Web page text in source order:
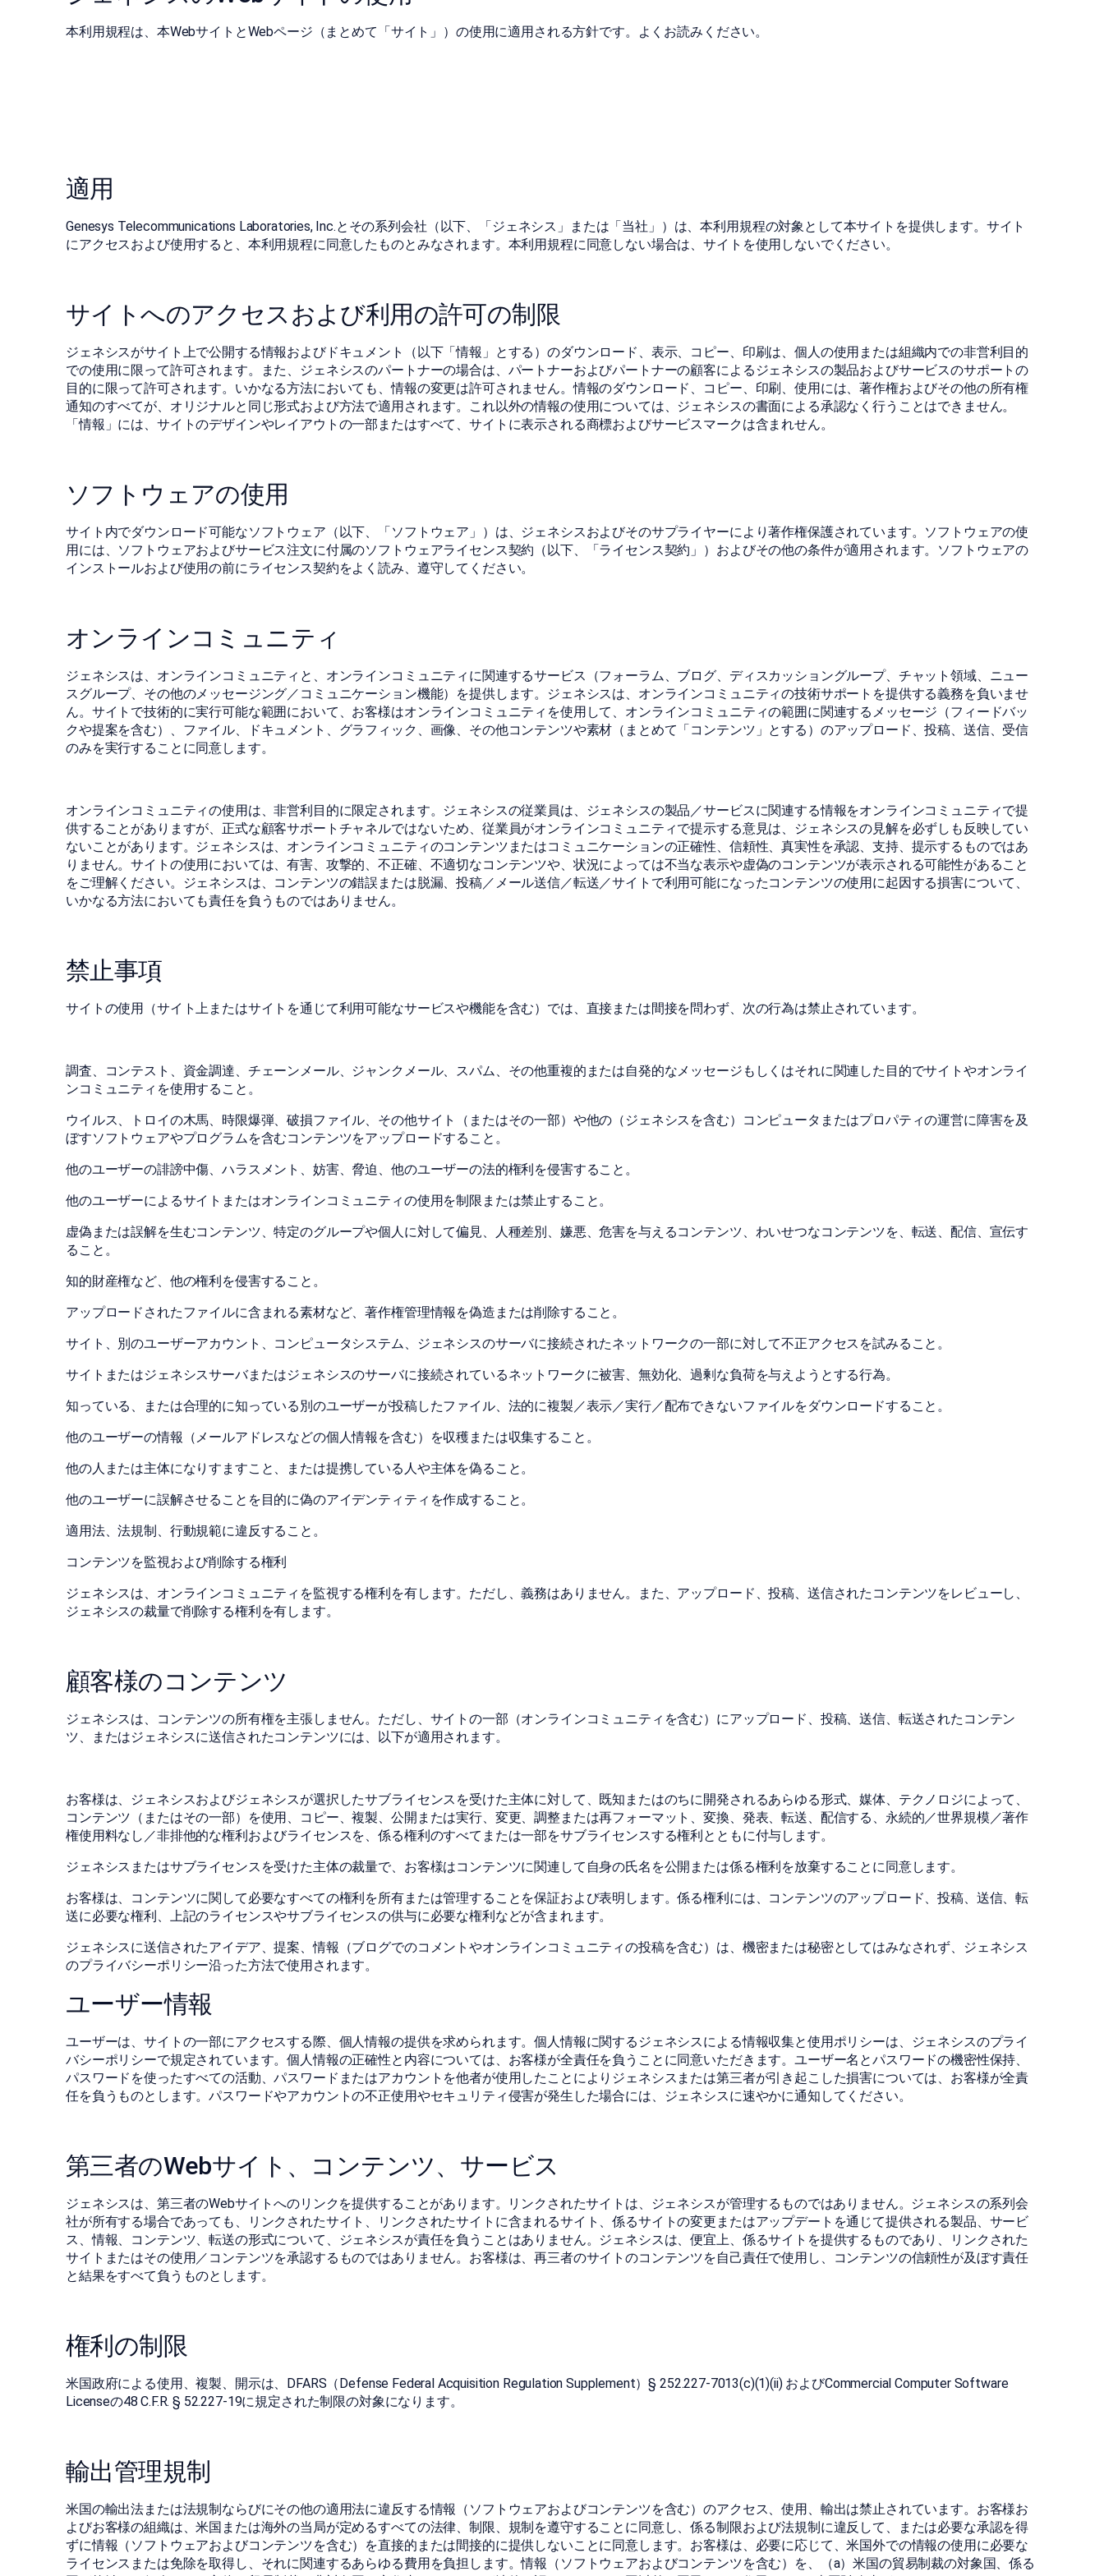
本利用規程は、本WebサイトとWebページ（まとめて「サイト」）の使用に適用される方針です。よくお読みください。
適用
Genesys Telecommunications Laboratories, Inc.とその系列会社（以下、「ジェネシス」または「当社」）は、本利用規程の対象として本サイトを提供します。サイト
にアクセスおよび使用すると、本利用規程に同意したものとみなされます。本利用規程に同意しない場合は、サイトを使用しないでください。
サイトへのアクセスおよび利用の許可の制限
ジェネシスがサイト上で公開する情報およびドキュメント（以下「情報」とする）のダウンロード、表示、コピー、印刷は、個人の使用または組織内での非営利目的
での使用に限って許可されます。また、ジェネシスのパートナーの場合は、パートナーおよびパートナーの顧客によるジェネシスの製品およびサービスのサポートの
目的に限って許可されます。いかなる方法においても、情報の変更は許可されません。情報のダウンロード、コピー、印刷、使用には、著作権およびその他の所有権
通知のすべてが、オリジナルと同じ形式および方法で適用されます。これ以外の情報の使用については、ジェネシスの書面による承認なく行うことはできません。
「情報」には、サイトのデザインやレイアウトの一部またはすべて、サイトに表示される商標およびサービスマークは含まれせん。
ソフトウェアの使用
サイト内でダウンロード可能なソフトウェア（以下、「ソフトウェア」）は、ジェネシスおよびそのサプライヤーにより著作権保護されています。ソフトウェアの使
用には、ソフトウェアおよびサービス注文に付属のソフトウェアライセンス契約（以下、「ライセンス契約」）およびその他の条件が適用されます。ソフトウェアの
インストールおよび使用の前にライセンス契約をよく読み、遵守してください。
オンラインコミュニティ
ジェネシスは、オンラインコミュニティと、オンラインコミュニティに関連するサービス（フォーラム、ブログ、ディスカッショングループ、チャット領域、ニュー
スグループ、その他のメッセージング／コミュニケーション機能）を提供します。ジェネシスは、オンラインコミュニティの技術サポートを提供する義務を負いませ
ん。サイトで技術的に実行可能な範囲において、お客様はオンラインコミュニティを使用して、オンラインコミュニティの範囲に関連するメッセージ（フィードバッ
クや提案を含む）、ファイル、ドキュメント、グラフィック、画像、その他コンテンツや素材（まとめて「コンテンツ」とする）のアップロード、投稿、送信、受信
のみを実行することに同意します。
オンラインコミュニティの使用は、非営利目的に限定されます。ジェネシスの従業員は、ジェネシスの製品／サービスに関連する情報をオンラインコミュニティで提
供することがありますが、正式な顧客サポートチャネルではないため、従業員がオンラインコミュニティで提示する意見は、ジェネシスの見解を必ずしも反映してい
ないことがあります。ジェネシスは、オンラインコミュニティのコンテンツまたはコミュニケーションの正確性、信頼性、真実性を承認、支持、提示するものではあ
りません。サイトの使用においては、有害、攻撃的、不正確、不適切なコンテンツや、状況によっては不当な表示や虚偽のコンテンツが表示される可能性があること
をご理解ください。ジェネシスは、コンテンツの錯誤または脱漏、投稿／メール送信／転送／サイトで利用可能になったコンテンツの使用に起因する損害について、
いかなる方法においても責任を負うものではありません。
禁止事項
サイトの使用（サイト上またはサイトを通じて利用可能なサービスや機能を含む）では、直接または間接を問わず、次の行為は禁止されています。
調査、コンテスト、資金調達、チェーンメール、ジャンクメール、スパム、その他重複的または自発的なメッセージもしくはそれに関連した目的でサイトやオンライ
ンコミュニティを使用すること。
ウイルス、トロイの木馬、時限爆弾、破損ファイル、その他サイト（またはその一部）や他の（ジェネシスを含む）コンピュータまたはプロパティの運営に障害を及
ぼすソフトウェアやプログラムを含むコンテンツをアップロードすること。
他のユーザーの誹謗中傷、ハラスメント、妨害、脅迫、他のユーザーの法的権利を侵害すること。
他のユーザーによるサイトまたはオンラインコミュニティの使用を制限または禁止すること。
虚偽または誤解を生むコンテンツ、特定のグループや個人に対して偏見、人種差別、嫌悪、危害を与えるコンテンツ、わいせつなコンテンツを、転送、配信、宣伝す
ること。
知的財産権など、他の権利を侵害すること。
アップロードされたファイルに含まれる素材など、著作権管理情報を偽造または削除すること。
サイト、別のユーザーアカウント、コンピュータシステム、ジェネシスのサーバに接続されたネットワークの一部に対して不正アクセスを試みること。
サイトまたはジェネシスサーバまたはジェネシスのサーバに接続されているネットワークに被害、無効化、過剰な負荷を与えようとする行為。
知っている、または合理的に知っている別のユーザーが投稿したファイル、法的に複製／表示／実行／配布できないファイルをダウンロードすること。
他のユーザーの情報（メールアドレスなどの個人情報を含む）を収穫または収集すること。
他の人または主体になりすますこと、または提携している人や主体を偽ること。
他のユーザーに誤解させることを目的に偽のアイデンティティを作成すること。
適用法、法規制、行動規範に違反すること。
コンテンツを監視および削除する権利
ジェネシスは、オンラインコミュニティを監視する権利を有します。ただし、義務はありません。また、アップロード、投稿、送信されたコンテンツをレビューし、
ジェネシスの裁量で削除する権利を有します。
顧客様のコンテンツ
ジェネシスは、コンテンツの所有権を主張しません。ただし、サイトの一部（オンラインコミュニティを含む）にアップロード、投稿、送信、転送されたコンテン
ツ、またはジェネシスに送信されたコンテンツには、以下が適用されます。
お客様は、ジェネシスおよびジェネシスが選択したサブライセンスを受けた主体に対して、既知またはのちに開発されるあらゆる形式、媒体、テクノロジによって、
コンテンツ（またはその一部）を使用、コピー、複製、公開または実行、変更、調整または再フォーマット、変換、発表、転送、配信する、永続的／世界規模／著作
権使用料なし／非排他的な権利およびライセンスを、係る権利のすべてまたは一部をサブライセンスする権利とともに付与します。
ジェネシスまたはサブライセンスを受けた主体の裁量で、お客様はコンテンツに関連して自身の氏名を公開または係る権利を放棄することに同意します。
お客様は、コンテンツに関して必要なすべての権利を所有または管理することを保証および表明します。係る権利には、コンテンツのアップロード、投稿、送信、転
送に必要な権利、上記のライセンスやサブライセンスの供与に必要な権利などが含まれます。
ジェネシスに送信されたアイデア、提案、情報（ブログでのコメントやオンラインコミュニティの投稿を含む）は、機密または秘密としてはみなされず、ジェネシス
のプライバシーポリシー沿った方法で使用されます。
ユーザー情報
ユーザーは、サイトの一部にアクセスする際、個人情報の提供を求められます。個人情報に関するジェネシスによる情報収集と使用ポリシーは、ジェネシスのプライ
バシーポリシーで規定されています。個人情報の正確性と内容については、お客様が全責任を負うことに同意いただきます。ユーザー名とパスワードの機密性保持、
パスワードを使ったすべての活動、パスワードまたはアカウントを他者が使用したことによりジェネシスまたは第三者が引き起こした損害については、お客様が全責
任を負うものとします。パスワードやアカウントの不正使用やセキュリティ侵害が発生した場合には、ジェネシスに速やかに通知してください。
第三者のWebサイト、コンテンツ、サービス
ジェネシスは、第三者のWebサイトへのリンクを提供することがあります。リンクされたサイトは、ジェネシスが管理するものではありません。ジェネシスの系列会
社が所有する場合であっても、リンクされたサイト、リンクされたサイトに含まれるサイト、係るサイトの変更またはアップデートを通じて提供される製品、サービ
ス、情報、コンテンツ、転送の形式について、ジェネシスが責任を負うことはありません。ジェネシスは、便宜上、係るサイトを提供するものであり、リンクされた
サイトまたはその使用／コンテンツを承認するものではありません。お客様は、再三者のサイトのコンテンツを自己責任で使用し、コンテンツの信頼性が及ぼす責任
と結果をすべて負うものとします。
権利の制限
米国政府による使用、複製、開示は、DFARS（Defense Federal Acquisition Regulation Supplement）§ 252.227-7013(c)(1)(ii) およびCommercial Computer Software
Licenseの48 C.F.R. § 52.227-19に規定された制限の対象になります。
輸出管理規制
米国の輸出法または法規制ならびにその他の適用法に違反する情報（ソフトウェアおよびコンテンツを含む）のアクセス、使用、輸出は禁止されています。お客様お
よびお客様の組織は、米国または海外の当局が定めるすべての法律、制限、規制を遵守することに同意し、係る制限および法規制に違反して、または必要な承認を得
ずに情報（ソフトウェアおよびコンテンツを含む）を直接的または間接的に提供しないことに同意します。お客様は、必要に応じて、米国外での情報の使用に必要な
ライセンスまたは免除を取得し、それに関連するあらゆる費用を負担します。情報（ソフトウェアおよびコンテンツを含む）を、（a）米国の貿易制裁の対象国、係る